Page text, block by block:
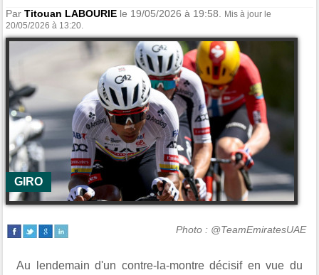
ParTitouan LABOURIE le 19/05/2026 à 19:58.
Mis à jour le
20/05/2026 à 13:20.
GIRO
Photo : @TeamEmiratesUAE
Au lendemain d'un contre-la-montre décisif en vue du